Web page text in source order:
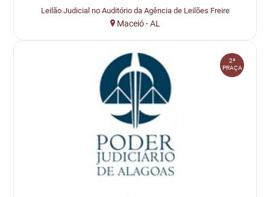
Leilão Judicial no Auditório da Agência de Leilões Freire
Maceió - AL
2ª
PRAÇA